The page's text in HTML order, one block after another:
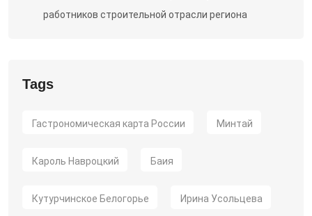
работников строительной отрасли региона
Tags
Гастрономическая карта России Минтай
Кароль Навроцкий Баия
Кутурчинское Белогорье Ирина Усольцева